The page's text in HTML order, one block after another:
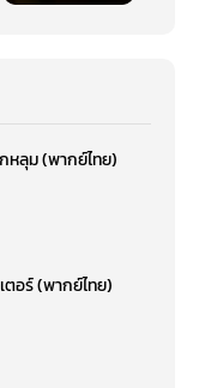
หลุม (พากย์ไทย)
ตอร์ (พากย์ไทย)